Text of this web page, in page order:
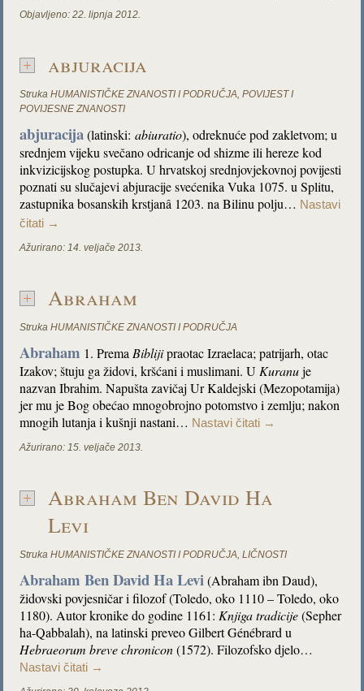
Objavljeno: 22. lipnja 2012.
abjuracija
Struka HUMANISTIČKE ZNANOSTI I PODRUČJA,POVIJEST I
POVIJESNE ZNANOSTI
abjuracija(latinski:abiuratio), odreknuće pod zakletvom; u
srednjem vijeku svečano odricanje od shizme ili hereze kod
inkvizicijskog postupka. U hrvatskoj srednjovjekovnoj povijesti
poznati su slučajevi abjuracije svećenika Vuka 1075. u Splitu,
zastupnika bosanskih krstjanâ 1203. na Bilinu polju… Nastavi
čitati →
Ažurirano: 14. veljače 2013.
Abraham
Struka HUMANISTIČKE ZNANOSTI I PODRUČJA
Abraham 1. Prema Biblijipraotac Izraelaca; patrijarh, otac
Izakov; štuju ga židovi, kršćani i muslimani. U Kuranuje
nazvan Ibrahim. Napušta zavičaj Ur Kaldejski (Mezopotamija)
jer mu je Bog obećao mnogobrojno potomstvo i zemlju; nakon
mnogih lutanja i kušnji nastani… Nastavi čitati →
Ažurirano: 15. veljače 2013.
Abraham Ben David Ha
Levi
Struka HUMANISTIČKE ZNANOSTI I PODRUČJA,LIČNOSTI
Abraham Ben David Ha Levi(Abraham ibn Daud),
židovski povjesničar i filozof (Toledo, oko 1110 – Toledo, oko
1180). Autor kronike do godine 1161: Knjiga tradicije(Sepher
ha-Qabbalah), na latinski preveo Gilbert Génébrard u
Hebraeorum breve chronicon(1572). Filozofsko djelo…
Nastavi čitati →